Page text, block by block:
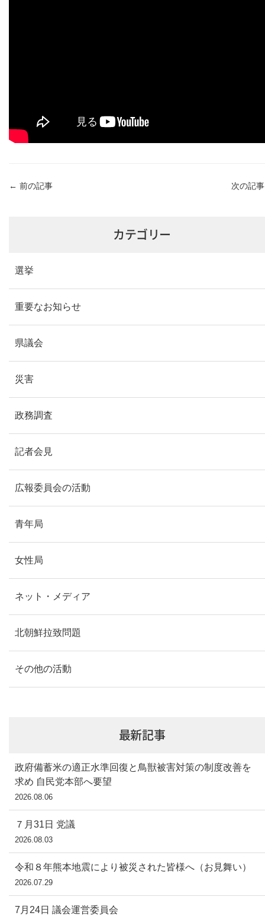
← 前の記事 次の記
カテゴリー
選挙
重要なお知らせ
県議会
災害
政務調査
記者会見
広報委員会の活動
青年局
女性局
ネット・メディア
北朝鮮拉致問題
その他の活動
最新記事
政府備蓄米の適正水準回復と鳥獣被害対策の制度改善を
求め 自民党本部へ要望
2026.08.06
７月31日 党議
2026.08.03
令和８年熊本地震により被災された皆様へ（お見舞い）
2026.07.29
7月24日 議会運営委員会